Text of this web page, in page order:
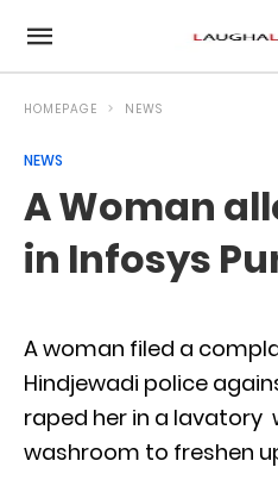
HOMEPAGE NEWS
NEWS
A Woman
in Infosys
A woman filed a
Hindjewadi police
raped her in a lavatory
washroom to freshen